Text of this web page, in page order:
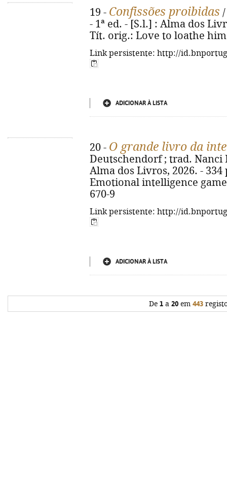
19 - Confissões proibidas
- 1ª ed. - [S.l.] : Alma dos
Tít. orig.: Love to loathe him.
Link persistente: http://
ADICIONAR À LISTA
20 - O grande livro da
Deutschendorf ; trad. Nanci
Alma dos Livros, 2026. -
Emotional intelligence game
670-9
Link persistente: http://
ADICIONAR À LISTA
De 1 a 20 em 443